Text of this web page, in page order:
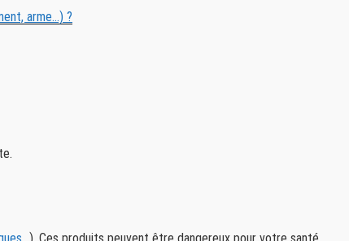
arme...) ?
). Ces produits peuvent être dangereux pour votre santé.